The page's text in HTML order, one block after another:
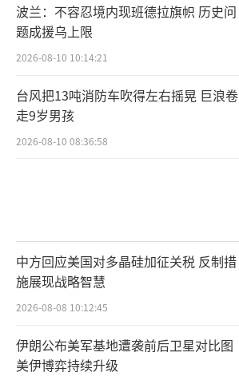
波兰：不容忍境内现班德拉旗帜 历史问
题成援乌上限
2026-08-10 10:14:21
台风把13吨消防车吹得左右摇晃 巨浪卷
走9岁男孩
2026-08-10 08:36:58
中方回应美国对多晶硅加征关税 反制措
施展现战略智慧
2026-08-08 10:12:45
伊朗公布美军基地遭袭前后卫星对比图
美伊博弈持续升级